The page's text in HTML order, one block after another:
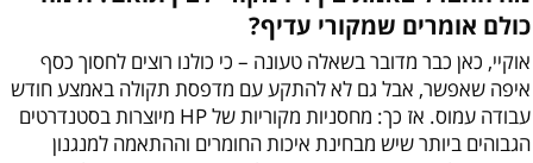
כולם אומרים שמקורי עדיף?
אוקיי, כאן כבר מדובר בשאלה טעונה – כי כולנו רוצים לחסוך כסף
איפה שאפשר, אבל גם לא להתקע עם מדפסת תקולה באמצע חודש
עבודה עמוס. אז כך: מחסניות מקוריות של HP מיוצרות בסטנדרטים
הגבוהים ביותר שיש מבחינת איכות החומרים וההתאמה למנגנון